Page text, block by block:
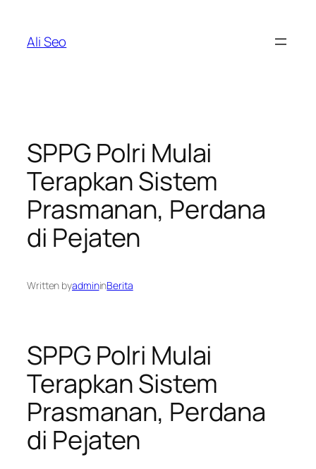
content
Ali Seo
SPPG Polri Mulai
Terapkan Sistem
Prasmanan, Perdana
di Pejaten
Written byadmininBerita
SPPG Polri Mulai
Terapkan Sistem
Prasmanan, Perdana
di Pejaten